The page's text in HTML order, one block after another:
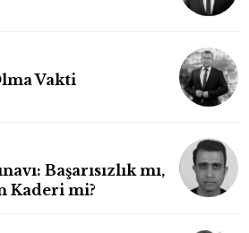
Vakti
mı,
Her Yeni Markanın Kaderi mi?